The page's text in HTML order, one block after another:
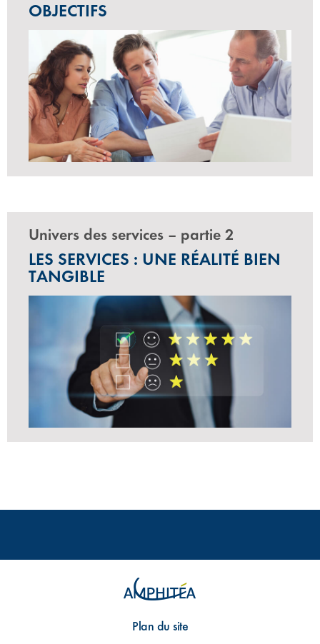
OBJECTIFS
Univers des services – partie 2
LES SERVICES : UNE RÉALITÉ BIEN
TANGIBLE
Plan du site